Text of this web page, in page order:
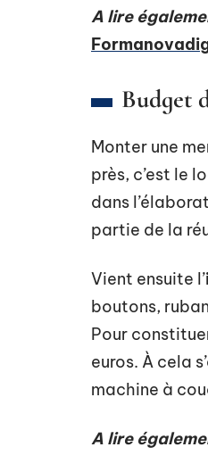
A lire
Budget
Monter une
près, c’est le
dans
partie de la
Vient ensuite l’
boutons,
Pour
euros. À cela
machine à
A lire